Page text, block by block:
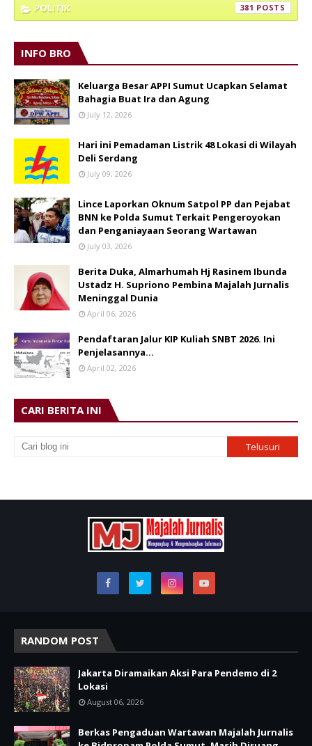
POLITIK 381
INFO BRO
Keluarga Besar APPI Sumut Ucapkan Selamat
Bahagia Buat Ira dan Agung
July 12, 2026
Hari ini Pemadaman Listrik 48 Lokasi di Wilayah
Deli Serdang
July 09, 2026
Lince Laporkan Oknum Satpol PP dan Pejabat
BNN ke Polda Sumut Terkait Pengeroyokan
dan Penganiayaan Seorang Wartawan
July 03, 2026
Berita Duka, Almarhumah Hj Rasinem Ibunda
Ustadz H. Supriono Pembina Majalah Jurnalis
Meninggal Dunia
April 06, 2026
Pendaftaran Jalur KIP Kuliah SNBT 2026. Ini
Penjelasannya…
April 02, 2026
CARI BERITA INI
RANDOM POST
Jakarta Diramaikan Aksi Para Pendemo di 2
Lokasi
August 06, 2026
Berkas Pengaduan Wartawan Majalah Jurnalis